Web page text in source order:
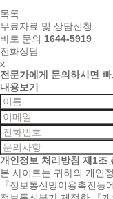
목록
무료자료 및 상담신청
바로 문의 1644-5919
전화상담
x
전문가에게 문의하시면
내용보기
개인정보 처리방침 제1조
본 사이트는 귀하의 개인
『정보통신망이용촉진